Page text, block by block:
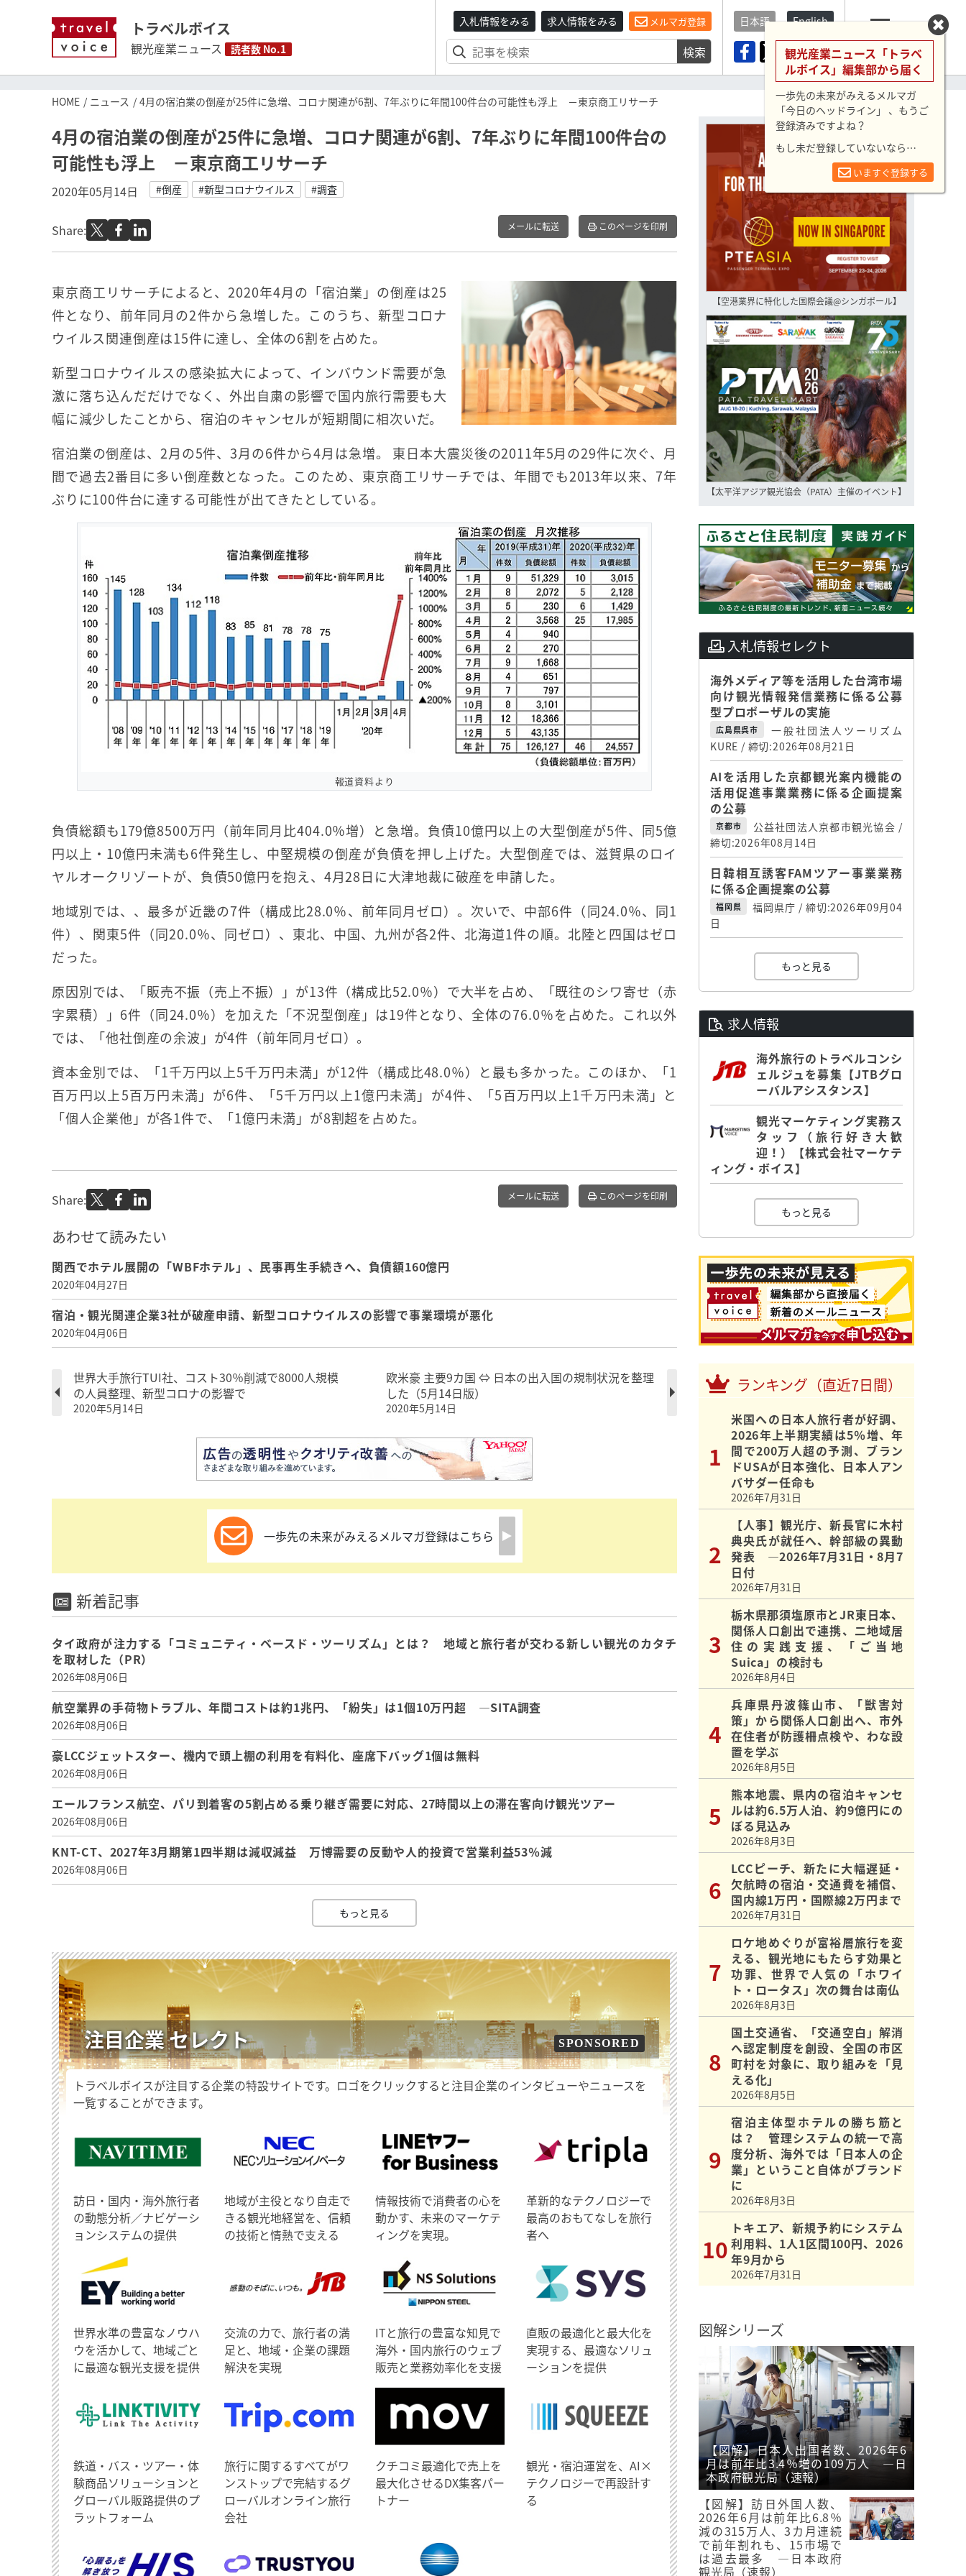
トラベルボイス
観光産業ニュース 読者数 No.1
入札情報をみる 求人情報をみる メルマガ登録
検索
日本語 English
メニュー
HOME ニュース 4月の宿泊業の倒産が25件に急増、コロナ関連が6割、7年ぶりに年間100件台の可能性も浮上 －東京商工リサーチ
4月の宿泊業の倒産が25件に急増、コロナ関連が6割、7年ぶりに年間100件台の
可能性も浮上 －東京商工リサーチ
2020年05月14日 #倒産 #新型コロナウイルス #調査
Share: メールに転送 このページを印刷
東京商工リサーチによると、2020年4月の「宿泊業」の倒産は25
件となり、前年同月の2件から急増した。このうち、新型コロナ
ウイルス関連倒産は15件に達し、全体の6割を占めた。
新型コロナウイルスの感染拡大によって、インバウンド需要が急
激に落ち込んだだけでなく、外出自粛の影響で国内旅行需要も大
幅に減少したことから、宿泊のキャンセルが短期間に相次いだ。
宿泊業の倒産は、2月の5件、3月の6件から4月は急増。 東日本大震災後の2011年5月の29件に次ぐ、月
間で過去2番目に多い倒産数となった。このため、東京商工リサーチでは、年間でも2013年以来、7年
ぶりに100件台に達する可能性が出てきたとしている。
報道資料より
負債総額も179億8500万円（前年同月比404.0％増）と急増。負債10億円以上の大型倒産が5件、同5億
円以上・10億円未満も6件発生し、中堅規模の倒産が負債を押し上げた。大型倒産では、滋賀県のロイ
ヤルオークリゾートが、負債50億円を抱え、4月28日に大津地裁に破産を申請した。
地域別では、、最多が近畿の7件（構成比28.0％、前年同月ゼロ）。次いで、中部6件（同24.0％、同1
件）、関東5件（同20.0％、同ゼロ）、東北、中国、九州が各2件、北海道1件の順。北陸と四国はゼロ
だった。
原因別では、「販売不振（売上不振）」が13件（構成比52.0％）で大半を占め、「既往のシワ寄せ（赤
字累積）」6件（同24.0％）を加えた「不況型倒産」は19件となり、全体の76.0％を占めた。これ以外
では、「他社倒産の余波」が4件（前年同月ゼロ）。
資本金別では、「1千万円以上5千万円未満」が12件（構成比48.0％）と最も多かった。このほか、「1
百万円以上5百万円未満」が6件、「5千万円以上1億円未満」が4件、「5百万円以上1千万円未満」と
「個人企業他」が各1件で、「1億円未満」が8割超を占めた。
Share: メールに転送 このページを印刷
あわせて読みたい
関西でホテル展開の「WBFホテル」、民事再生手続きへ、負債額160億円
2020年04月27日
宿泊・観光関連企業3社が破産申請、新型コロナウイルスの影響で事業環境が悪化
2020年04月06日
世界大手旅行TUI社、コスト30％削減で8000人規模
の人員整理、新型コロナの影響で
2020年5月14日
欧米豪 主要9カ国 ⇔ 日本の出入国の規制状況を整理
した（5月14日版）
2020年5月14日
一歩先の未来がみえるメルマガ登録はこちら
新着記事
タイ政府が注力する「コミュニティ・ベースド・ツーリズム」とは？ 地域と旅行者が交わる新しい観光のカタチ
を取材した（PR）
2026年08月06日
航空業界の手荷物トラブル、年間コストは約1兆円、「紛失」は1個10万円超 ―SITA調査
2026年08月06日
豪LCCジェットスター、機内で頭上棚の利用を有料化、座席下バッグ1個は無料
2026年08月06日
エールフランス航空、パリ到着客の5割占める乗り継ぎ需要に対応、27時間以上の滞在客向け観光ツアー
2026年08月06日
KNT-CT、2027年3月期第1四半期は減収減益 万博需要の反動や人的投資で営業利益53％減
2026年08月06日
もっと見る
注目企業 セレクト SPONSORED
トラベルボイスが注目する企業の特設サイトです。ロゴをクリックすると注目企業のインタビューやニュースを
一覧することができます。
訪日・国内・海外旅行者
の動態分析／ナビゲーシ
ョンシステムの提供
地域が主役となり自走で
きる観光地経営を、信頼
の技術と情熱で支える
情報技術で消費者の心を
動かす、未来のマーケテ
ィングを実現。
革新的なテクノロジーで
最高のおもてなしを旅行
者へ
世界水準の豊富なノウハ
ウを活かして、地域ごと
に最適な観光支援を提供
交流の力で、旅行者の満
足と、地域・企業の課題
解決を実現
ITと旅行の豊富な知見で
海外・国内旅行のウェブ
販売と業務効率化を支援
直販の最適化と最大化を
実現する、最適なソリュ
ーションを提供
鉄道・バス・ツアー・体
験商品ソリューションと
グローバル販路提供のプ
ラットフォーム
旅行に関するすべてがワ
ンストップで完結するグ
ローバルオンライン旅行
会社
クチコミ最適化で売上を
最大化させるDX集客パー
トナー
観光・宿泊運営を、AI×
テクノロジーで再設計す
る
【空港業界に特化した国際会議@シンガポール】
【太平洋アジア観光協会（PATA）主催のイベント】
入札情報セレクト
海外メディア等を活用した台湾市場
向け観光情報発信業務に係る公募
型プロポーザルの実施
広島県呉市
一般社団法人ツーリズム
KURE / 締切:2026年08月21日
AIを活用した京都観光案内機能の
活用促進事業業務に係る企画提案
の公募
京都市
公益社団法人京都市観光協会 /
締切:2026年08月14日
日韓相互誘客FAMツアー事業業務
に係る企画提案の公募
福岡県
福岡県庁 / 締切:2026年09月04
日
もっと見る
求人情報
海外旅行のトラベルコンシ
ェルジュを募集【JTBグロ
ーバルアシスタンス】
観光マーケティング実務ス
タッフ（旅行好き大歓
迎！）【株式会社マーケテ
ィング・ボイス】
もっと見る
ランキング（直近7日間）
米国への日本人旅行者が好調、
2026年上半期実績は5％増、年
間で200万人超の予測、ブラン
ドUSAが日本強化、日本人アン
バサダー任命も
2026年7月31日
【人事】観光庁、新長官に木村
典央氏が就任へ、幹部級の異動
発表 ―2026年7月31日・8月7
日付
2026年7月31日
栃木県那須塩原市とJR東日本、
関係人口創出で連携、二地域居
住の実践支援、「ご当地
Suica」の検討も
2026年8月4日
兵庫県丹波篠山市、「獣害対
策」から関係人口創出へ、市外
在住者が防護柵点検や、わな設
置を学ぶ
2026年8月5日
熊本地震、県内の宿泊キャンセ
ルは約6.5万人泊、約9億円にの
ぼる見込み
2026年8月3日
LCCピーチ、新たに大幅遅延・
欠航時の宿泊・交通費を補償、
国内線1万円・国際線2万円まで
2026年7月31日
ロケ地めぐりが富裕層旅行を変
える、観光地にもたらす効果と
功罪、世界で人気の「ホワイ
ト・ロータス」次の舞台は南仏
2026年8月3日
国土交通省、「交通空白」解消
へ認定制度を創設、全国の市区
町村を対象に、取り組みを「見
える化」
2026年8月5日
宿泊主体型ホテルの勝ち筋と
は？ 管理システムの統一で高
度分析、海外では「日本人の企
業」ということ自体がブランド
に
2026年8月3日
トキエア、新規予約にシステム
利用料、1人1区間100円、2026
年9月から
2026年7月31日
図解シリーズ
【図解】日本人出国者数、2026年6
月は前年比3.4％増の109万人 ―日
本政府観光局（速報）
【図解】訪日外国人数、
2026年6月は前年比6.8％
減の315万人、3カ月連続
で前年割れも、15市場で
は過去最多 ―日本政府
観光局（速報）
観光産業ニュース「トラベ
ルボイス」編集部から届く
一歩先の未来がみえるメルマガ
「今日のヘッドライン」 、もうご
登録済みですよね？
もし未だ登録していないなら…
いますぐ登録する